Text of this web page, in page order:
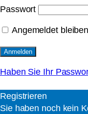
Passwort
Angemeldet bleiben
Haben Sie Ihr
Registrieren
Sie haben noch kein